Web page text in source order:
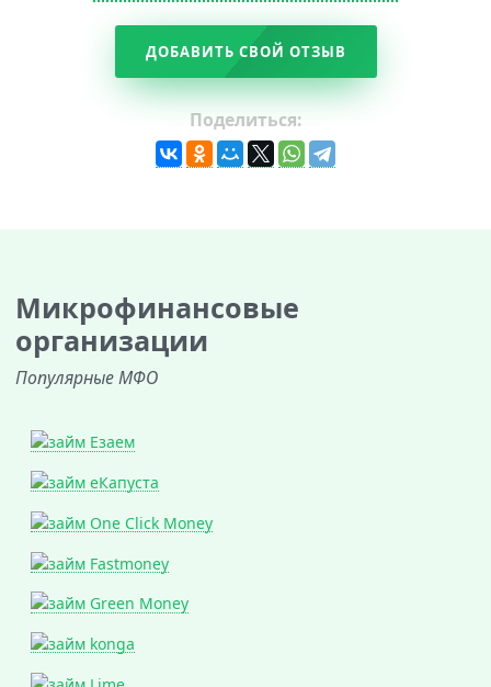
ДОБАВИТЬ СВОЙ ОТЗЫВ
Поделиться:
Микрофинансовые
организации
Популярные МФО